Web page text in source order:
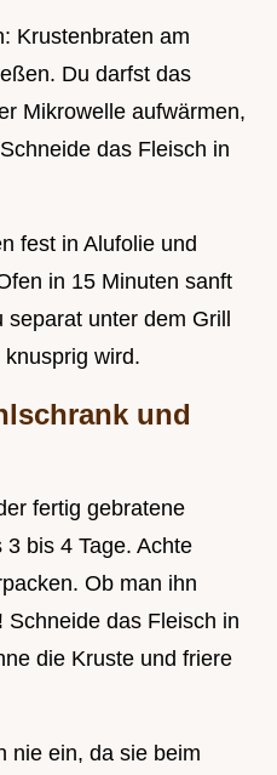
Krustenbraten am
Du darfst das
Mikrowelle aufwärmen,
das Fleisch in
fest in Alufolie und
in 15 Minuten sanft
unter dem Grill
wird.
und
fertig gebratene
bis 4 Tage. Achte
Ob man ihn
Schneide das Fleisch in
die Kruste und friere
nie ein, da sie beim